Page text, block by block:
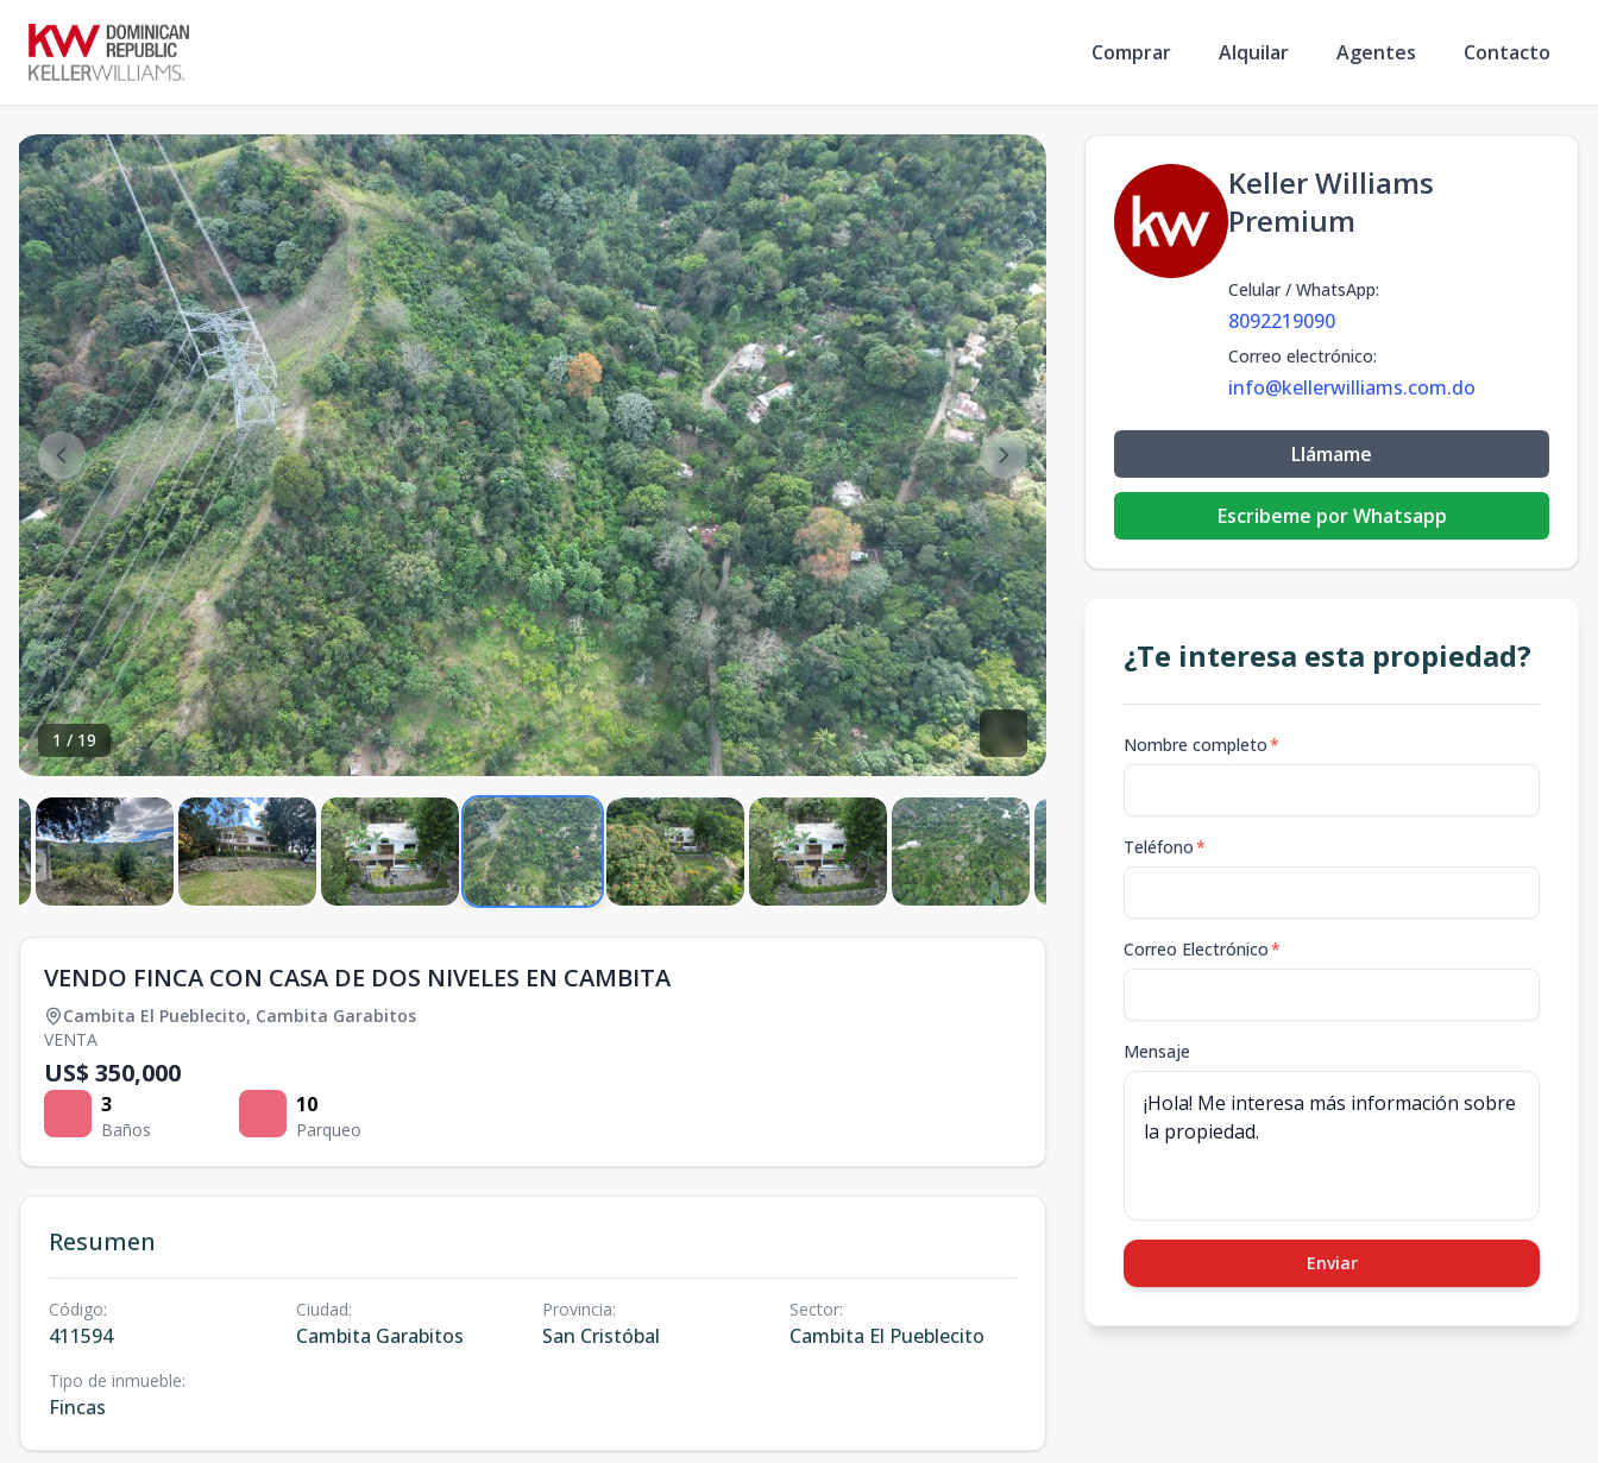
Comprar Alquilar Agentes Contacto
1 / 19
VENDO FINCA CON CASA DE DOS NIVELES EN CAMBITA
Cambita El Pueblecito, Cambita Garabitos
VENTA
US$ 350,000
3
Baños
10
Parqueo
Resumen
Código:
411594
Ciudad:
Cambita Garabitos
Provincia:
San Cristóbal
Sector:
Cambita El Pueblecito
Tipo de inmueble:
Fincas
Keller Williams
Premium
Celular / WhatsApp:
8092219090
Correo electrónico:
info@kellerwilliams.com.do
Llámame
Escribeme por Whatsapp
¿Te interesa esta propiedad?
Nombre completo*
Teléfono*
Correo Electrónico*
Mensaje
Enviar